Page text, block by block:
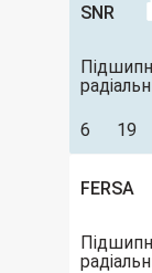
SNR
6 19
FERSA